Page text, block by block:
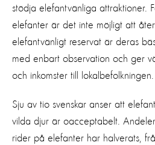
stödja elefantvänliga attraktioner.
elefanter är det inte möjligt att
elefantvänligt reservat är deras
med enbart observation och ger
och inkomster till lokalbefolkningen.
Sju av tio svenskar anser att
vilda djur är oacceptabelt.
rider på elefanter har halverats,